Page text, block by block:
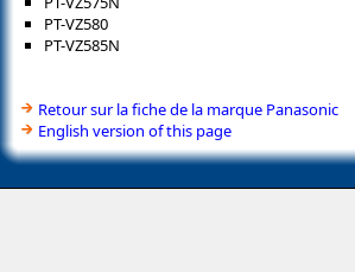
PT-VZ580
PT-VZ585N
Retour sur la fiche de la marque Panasonic
English version of this page